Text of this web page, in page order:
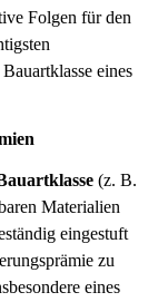
Folgen für den
eines
(z. B.
Materialien
eingestuft
zu
eines